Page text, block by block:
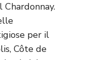
per il
Côte de